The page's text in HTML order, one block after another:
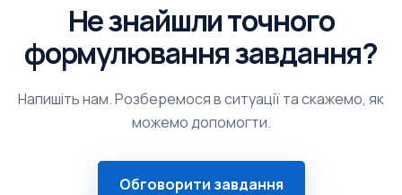
Не знайшли точного
формулювання завдання?
Напишіть нам. Розберемося в ситуації та скажемо, як
можемо допомогти.
Обговорити завдання